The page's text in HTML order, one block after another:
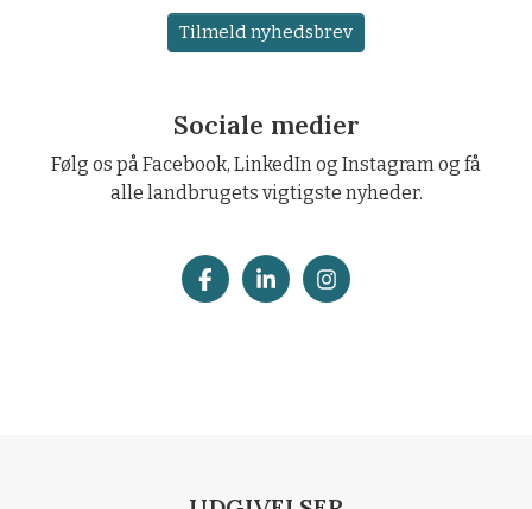
Tilmeld nyhedsbrev
Sociale medier
Følg os på Facebook, LinkedIn og Instagram og få
alle landbrugets vigtigste nyheder.